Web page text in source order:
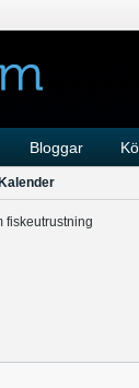
Bloggar
Kalender
fiskeutrustning